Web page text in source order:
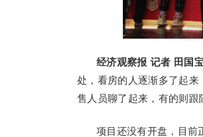
经济观察报 记者 田国宝
处，看房的人逐渐多了起
售人员聊了起来，有的则跟
项目还没有开盘，目前